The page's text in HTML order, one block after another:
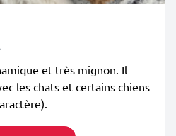
et très mignon. Il
les chats et certains chiens